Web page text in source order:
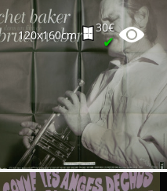
120x160cm
30€
✔